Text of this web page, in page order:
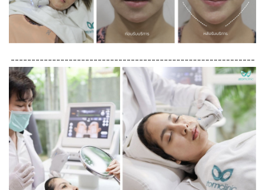
-----------------------------------------------------------